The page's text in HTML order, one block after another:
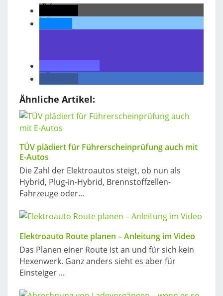
Ähnliche Artikel:
TÜV plädiert für Führerscheinprüfung auch mit
E-Autos
Die Zahl der Elektroautos steigt, ob nun als
Hybrid, Plug-in-Hybrid, Brennstoffzellen-
Fahrzeuge oder...
Elektroauto Route planen – Anleitung im Video
Das Planen einer Route ist an und für sich kein
Hexenwerk. Ganz anders sieht es aber für
Einsteiger ...